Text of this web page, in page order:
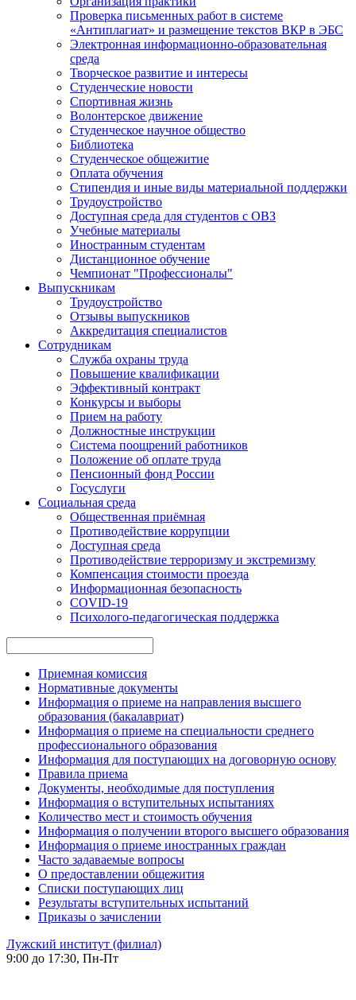
Проверка письменных работ в системе
«Антиплагиат» и размещение текстов ВКР в ЭБС
Электронная информационно-образовательная
среда
Творческое развитие и интересы
Студенческие новости
Спортивная жизнь
Волонтерское движение
Студенческое научное общество
Библиотека
Студенческое общежитие
Оплата обучения
Стипендия и иные виды материальной поддержки
Трудоустройство
Доступная среда для студентов с ОВЗ
Учебные материалы
Иностранным студентам
Дистанционное обучение
Чемпионат "Профессионалы"
Выпускникам
Трудоустройство
Отзывы выпускников
Аккредитация специалистов
Сотрудникам
Служба охраны труда
Повышение квалификации
Эффективный контракт
Конкурсы и выборы
Прием на работу
Должностные инструкции
Система поощрений работников
Положение об оплате труда
Пенсионный фонд России
Госуслуги
Социальная среда
Общественная приёмная
Противодействие коррупции
Доступная среда
Противодействие терроризму и экстремизму
Компенсация стоимости проезда
Информационная безопасность
COVID-19
Психолого-педагогическая поддержка
Приемная комиссия
Нормативные документы
Информация о приеме на направления высшего
образования (бакалавриат)
Информация о приеме на специальности среднего
профессионального образования
Информация для поступающих на договорную основу
Правила приема
Документы, необходимые для поступления
Информация о вступительных испытаниях
Количество мест и стоимость обучения
Информация о получении второго высшего образования
Информация о приеме иностранных граждан
Часто задаваемые вопросы
О предоставлении общежития
Списки поступающих лиц
Результаты вступительных испытаний
Приказы о зачислении
Лужский институт (филиал)
9:00 до 17:30, Пн-Пт